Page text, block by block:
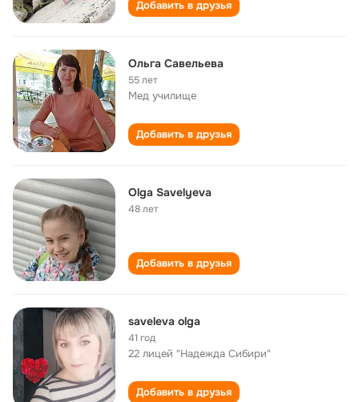
Добавить в друзья
Ольга Савельева
55 лет
Мед училище
Добавить в друзья
Olga Savelyeva
48 лет
Добавить в друзья
saveleva olga
41 год
22 лицей "Надежда Сибири"
Добавить в друзья